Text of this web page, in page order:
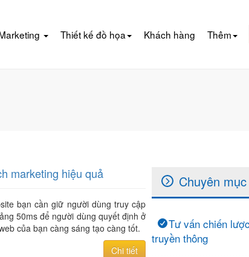
Thiết kế đồ họa Khách hàng Thêm
marketing hiệu quả
bạn cần giữ người dùng truy cập
50ms để người dùng quyết định ở
của bạn càng sáng tạo càng tốt.
Chi tiết
Chuyên mục
Tư vấn chiến
truyền thông